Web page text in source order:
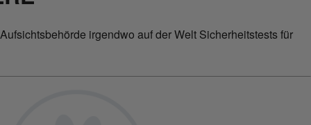
irgendwo auf der Welt Sicherheitstests für